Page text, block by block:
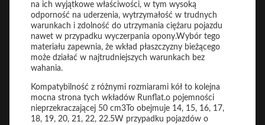
na ich wyjątkowe właściwości, w tym wysoką
odporność na uderzenia, wytrzymałość w trudnych
warunkach i zdolność do utrzymania ciężaru pojazdu
nawet w przypadku wyczerpania opony.Wybór tego
materiału zapewnia, że wkład płaszczyzny bieżącego
może działać w najtrudniejszych warunkach bez
wahania.
Kompatybilność z różnymi rozmiarami kół to kolejna
mocna strona tych wkładów Runflat.o pojemności
nieprzekraczającej 50 cm3To obejmuje 14, 15, 16, 17,
18, 19, 20, 21, 22, 22.5W przypadku pojazdów o